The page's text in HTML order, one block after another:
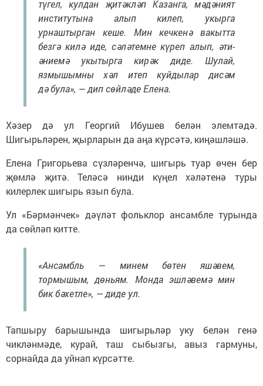
түгел, кулдан җитәкләп Казанга, мәдәният
институтына алып килеп, укырга
урнаштырган кеше. Мин кечкенә вакытта
безгә килә иде, сәләтемне күреп алып, әти-
әниемә укытырга кирәк диде. Шулай,
язмышымны хәл итеп куйдылар дисәм
дә була», — дип сөйләде Елена.
Хәзер дә ул Георгий Ибушев белән элемтәдә.
Шигырьләрен, җырларын да аңа күрсәтә, киңәшләшә.
Елена Григорьева сүзләренчә, шигырь туар өчен бер
җөмлә җитә. Теләсә нинди күңел хәләтенә туры
килерлек шигырь язып була.
Ул «Бәрмәнчек» дәүләт фольклор ансамбле турында
да сөйләп китте.
«Ансамбль — минем бөтен яшәвем,
тормышым, дөньям. Монда эшләвемә мин
бик бәхетле», — диде ул.
Тапшыру барышында шигырьләр уку белән генә
чикләнмәде, курай, таш сыбызгы, авыз гармуны,
сорнайда да уйнап күрсәтте.